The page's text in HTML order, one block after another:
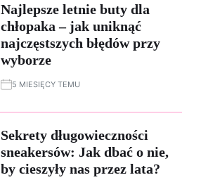
Najlepsze letnie buty dla
chłopaka – jak uniknąć
najczęstszych błędów przy
wyborze
5 MIESIĘCY TEMU
Sekrety długowieczności
sneakersów: Jak dbać o nie,
by cieszyły nas przez lata?